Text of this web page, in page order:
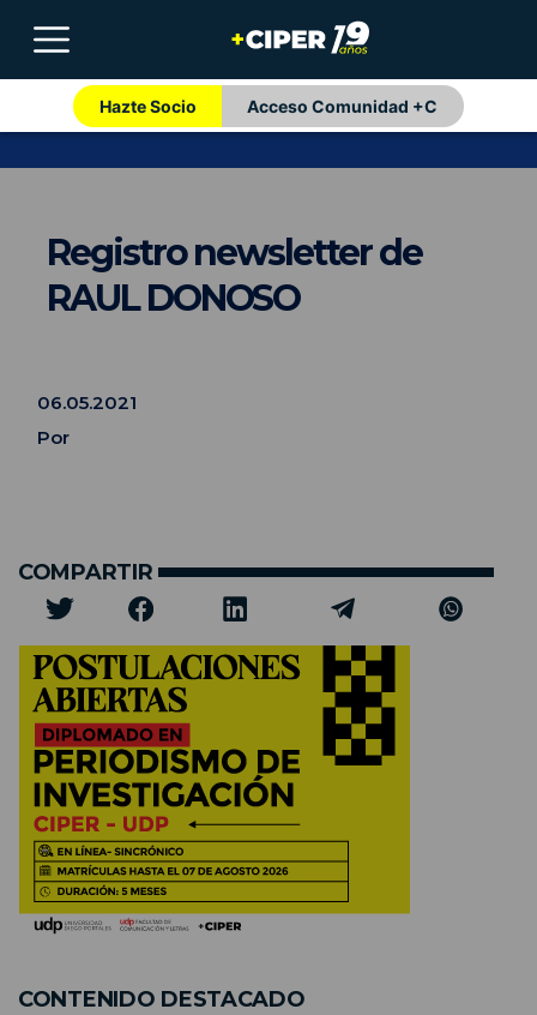
Hazte Socio Acceso Comunidad +C
Registro newsletter de
RAUL DONOSO
06.05.2021
Por
COMPARTIR
CONTENIDO DESTACADO